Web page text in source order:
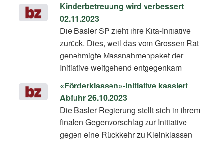
Kinderbetreuung wird verbessert
02.11.2023
Die Basler SP zieht ihre Kita-Initiative
zurück. Dies, weil das vom Grossen Rat
genehmigte Massnahmenpaket der
Initiative weit­gehend entgegenkam
«Förderklassen»-Initiative kassiert
Abfuhr 26.10.2023
Die Basler Regierung stellt sich in ihrem
finalen Gegenvorschlag zur Initiative
gegen eine Rückkehr zu Kleinklassen